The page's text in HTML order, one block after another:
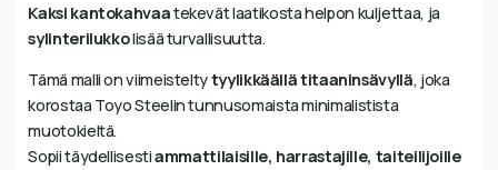
Kaksi kantokahvaatekevät laatikosta helpon kuljettaa, ja
sylinterilukkolisää turvallisuutta.
Tämä malli on viimeisteltytyylikkäällä titaaninsävyllä, joka
korostaa Toyo Steelin tunnusomaista minimalistista
muotokieltä.
Sopii täydellisestiammattilaisille, harrastajille, taiteilijoille